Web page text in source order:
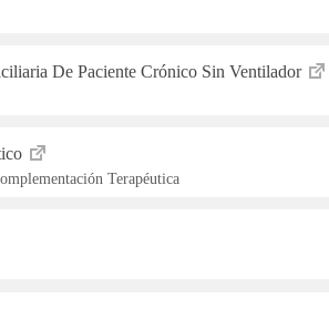
De Paciente Crónico Sin Ventilador
Terapéutica